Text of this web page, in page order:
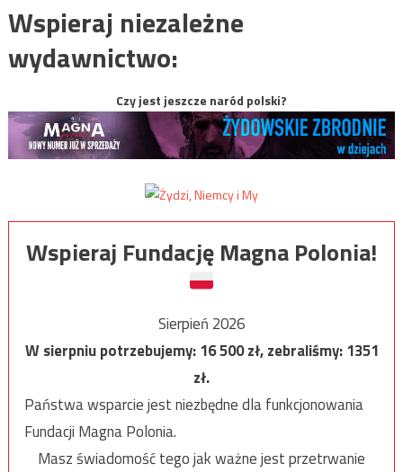
Wspieraj niezależne
wydawnictwo:
Czy jest jeszcze naród polski?
Wspieraj Fundację Magna Polonia!
Sierpień 2026
W sierpniu potrzebujemy:16 500zł, zebraliśmy:1351
zł.
Państwa wsparcie jest niezbędne dla funkcjonowania
Fundacji Magna Polonia.
Masz świadomość tego jak ważne jest przetrwanie